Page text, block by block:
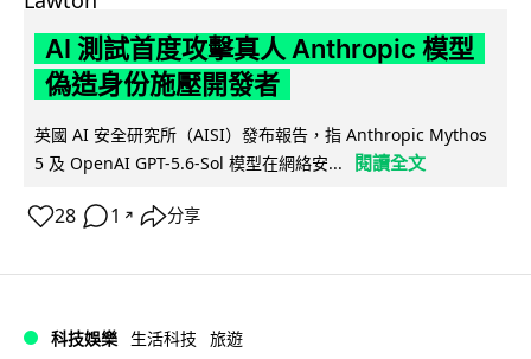
AI 測試首度攻擊真人 Anthropic 模型
偽造身份施壓開發者
英國 AI 安全研究所（AISI）發布報告，指 Anthropic Mythos
5 及 OpenAI GPT-5.6-Sol 模型在網絡安...
閱讀全文
28 1 ↗ 分享
科技娛樂 生活科技 旅遊